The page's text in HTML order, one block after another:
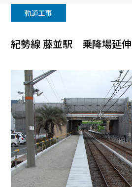
軌道工事
紀勢線 藤並駅 乗降場延